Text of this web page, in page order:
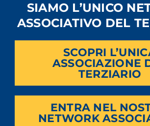
SIAMO L’UNICO
ASSOCIATIVO DEL
SCOPRI
ASSOCIAZIONE
TERZIARIO
ENTRA NEL
NETWORK